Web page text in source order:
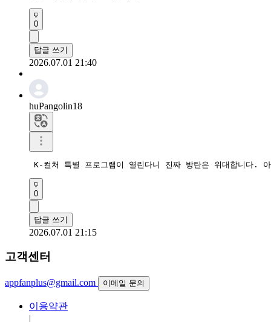
0
답글 쓰기
2026.07.01 21:40
huPangolin18
K-컬처 특별 프로그램이 열린다니 진짜 방탄은 위대합니다.
0
답글 쓰기
2026.07.01 21:15
고객센터
appfanplus@gmail.com 이메일 문의
이용약관
|